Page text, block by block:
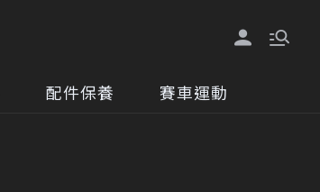
配件保養 賽車運動